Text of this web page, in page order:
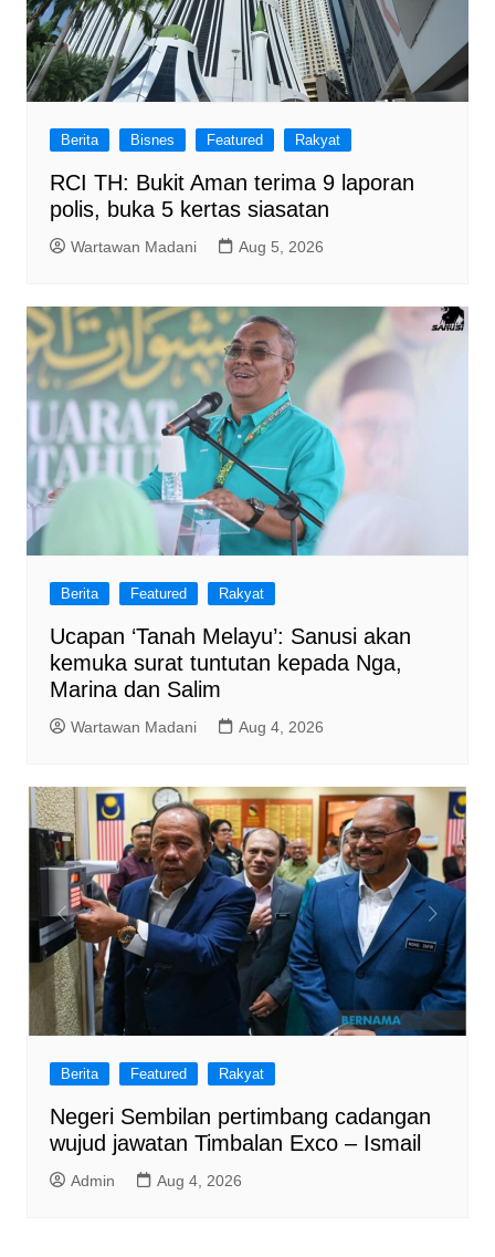
Berita Bisnes Featured Rakyat
RCI TH: Bukit Aman terima 9 laporan
polis, buka 5 kertas siasatan
Wartawan Madani Aug 5, 2026
Berita Featured Rakyat
Ucapan ‘Tanah Melayu’: Sanusi akan
kemuka surat tuntutan kepada Nga,
Marina dan Salim
Wartawan Madani Aug 4, 2026
Berita Featured Rakyat
Negeri Sembilan pertimbang cadangan
wujud jawatan Timbalan Exco – Ismail
Admin Aug 4, 2026